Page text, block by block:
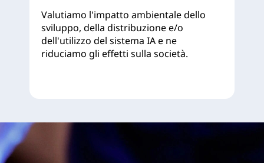
Valutiamo l'impatto ambientale dello
sviluppo, della distribuzione e/o
dell'utilizzo del sistema IA e ne
riduciamo gli effetti sulla società.